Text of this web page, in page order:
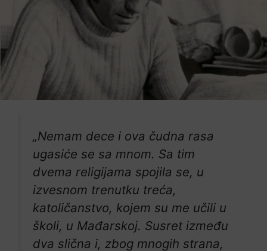
„Nemam dece i ova čudna rasa
ugasiće se sa mnom. Sa tim
dvema religijama spojila se, u
izvesnom trenutku treća,
katoličanstvo, kojem su me učili u
školi, u Mađarskoj. Susret između
dva slična i, zbog mnogih strana,